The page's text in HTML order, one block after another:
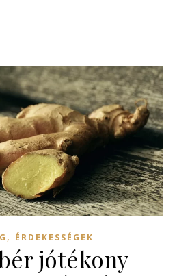
, ÉRDEKESSÉGEK
jótékony